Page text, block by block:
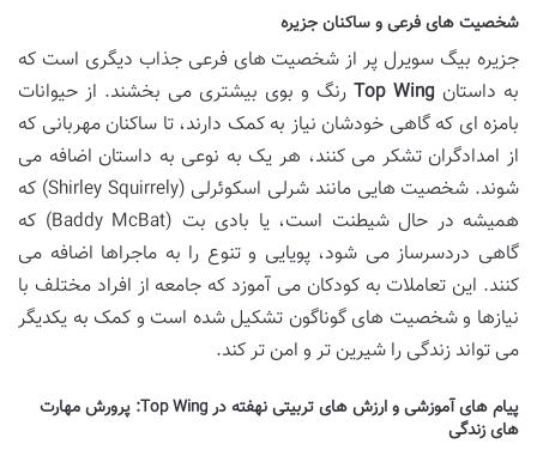
شخصیت های فرعی و ساکنان جزیره
جزیره بیگ سویرل پر از شخصیت های فرعی جذاب دیگری است که
به داستان Top Wing رنگ و بوی بیشتری می بخشند. از حیوانات
بامزه ای که گاهی خودشان نیاز به کمک دارند، تا ساکنان مهربانی که
از امدادگران تشکر می کنند، هر یک به نوعی به داستان اضافه می
شوند. شخصیت هایی مانند شرلی اسکوئرلی (Shirley Squirrely) که
همیشه در حال شیطنت است، یا بادی بت (Baddy McBat) که
گاهی دردسرساز می شود، پویایی و تنوع را به ماجراها اضافه می
کنند. این تعاملات به کودکان می آموزد که جامعه از افراد مختلف با
نیازها و شخصیت های گوناگون تشکیل شده است و کمک به یکدیگر
می تواند زندگی را شیرین تر و امن تر کند.
پیام های آموزشی و ارزش های تربیتی نهفته در Top Wing: پرورش مهارت
های زندگی